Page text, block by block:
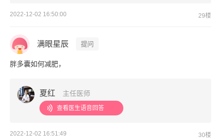
2022-12-02 16:50:00 29楼
满眼星辰 提问
胖多囊如何减肥，
夏红 主任医师
查看医生语音回答
2022-12-02 16:51:49 30楼